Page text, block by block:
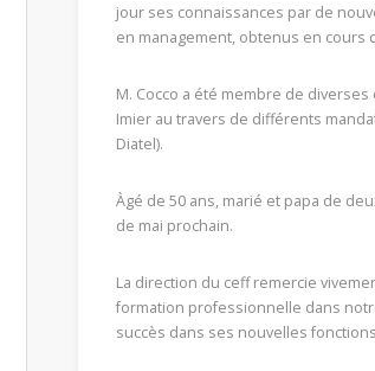
jour ses connaissances par de
en management, obtenus en cours
M. Cocco a été membre de
Imier au travers de différents
Diatel).
Àgé de 50 ans, marié et papa de
de mai prochain.
La direction du ceff remercie
formation professionnelle dans
succès dans ses nouvelles